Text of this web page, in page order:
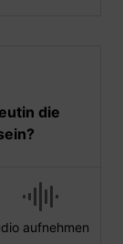
die
aufnehmen